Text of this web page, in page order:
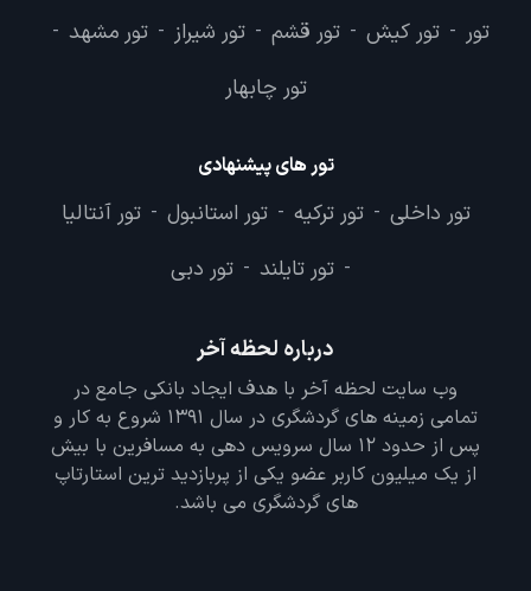
تور - تور کیش - تور قشم - تور شیراز - تور مشهد -
تور چابهار
تور های پیشنهادی
تور داخلی - تور ترکیه - تور استانبول - تور آنتالیا
- تور تایلند - تور دبی
درباره لحظه آخر
وب سایت لحظه آخر با هدف ایجاد بانکی جامع در
تمامی زمینه های گردشگری در سال 1391 شروع به کار و
پس از حدود 12 سال سرویس دهی به مسافرین با بیش
از یک میلیون کاربر عضو یکی از پربازدید ترین استارتاپ
های گردشگری می باشد.